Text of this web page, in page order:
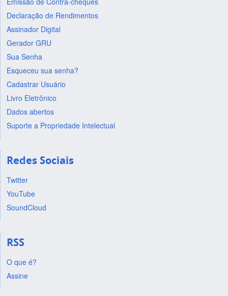
Declaração de Rendimentos
Assinador Digital
Gerador GRU
Sua Senha
Esqueceu sua senha?
Cadastrar Usuário
Livro Eletrônico
Dados abertos
Suporte a Propriedade Intelectual
Redes Sociais
Twitter
YouTube
SoundCloud
RSS
O que é?
Assine